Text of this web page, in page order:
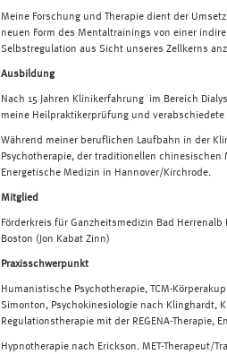
Meine Forschung und Therapie dient der
neuen Form des Mentaltrainings von einer
Selbstregulation aus Sicht unseres Zellkerns
Ausbildung
Nach 15 Jahren Klinikerfahrung im Bereich
meine Heilpraktikerprüfung und
Während meiner beruflichen Laufbahn in der
Psychotherapie, der traditionellen
Energetische Medizin in Hannover/Kirchrode.
Mitglied
Förderkreis für Ganzheitsmedizin Bad Herrenalb
Boston (Jon Kabat Zinn)
Praxisschwerpunkt
Humanistische Psychotherapie, TCM-
Simonton, Psychokinesiologie nach Klinghardt,
Regulationstherapie mit der REGENA-Therapie,
Hypnotherapie nach Erickson. MET-Therapeut/